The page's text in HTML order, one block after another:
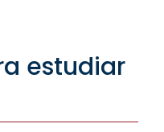
estudiar